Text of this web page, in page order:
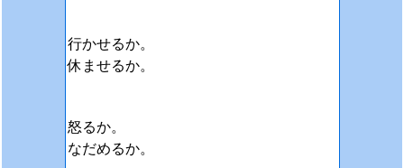
行かせるか。
休ませるか。
怒るか。
なだめるか。